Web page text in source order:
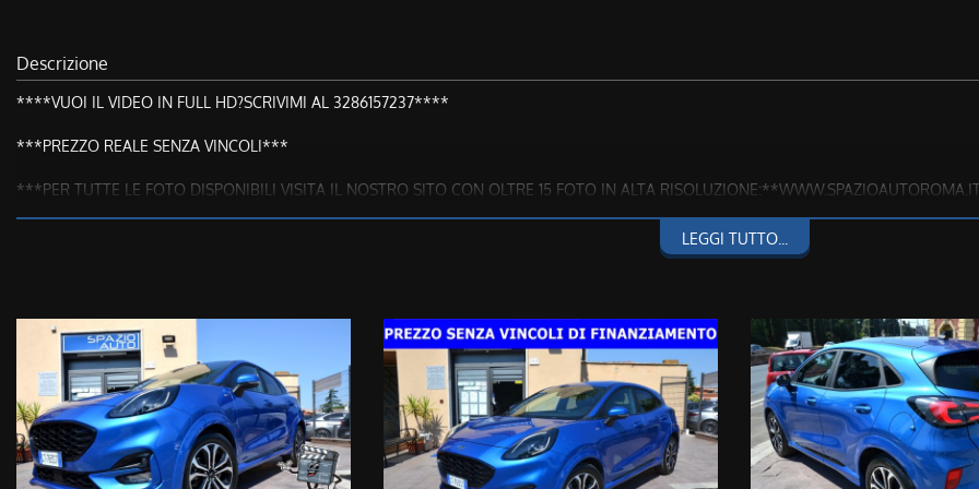
Descrizione
****VUOI IL VIDEO IN FULL HD?SCRIVIMI AL 3286157237****
***PREZZO REALE SENZA VINCOLI***
***PER TUTTE LE FOTO DISPONIBILI VISITA IL NOSTRO SITO CON OLTRE 15 FOTO IN ALTA
**CONTATTACI ANCHE PER SMS O WHATSAPP AI NUMERI 3286157237 OPPURE 3286228637**
Il prezzo di acquisto NON E’ VINCOLATO all’apertura di un finanziamento o assicurazioni varie.
TUTTE LE NOSTRE VETTURE SONO A DISPOSIZIONE PER EFFETTUARE QUALSIASI CONTROLLO E STATO D'USO IN CASA MADRE
Modello & Allestimento:
- Puma St-Line
- Anno 4/2024
- Km 24000
LEGGI TUTTO...